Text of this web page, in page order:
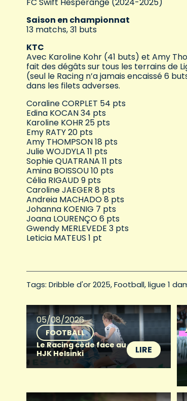
FC Swift Hesperange (2024-2025)
Saison en championnat
13 matchs, 31 buts
KTC
Avec Karoline Kohr (41 buts) et Amy
fait des dégâts sur tous les terrains de
(seul le Racing n’a jamais encaissé 6
dans les filets adverses.
Coraline CORPLET 54 pts
Edina KOCAN 34 pts
Karoline KOHR 25 pts
Emy RATY 20 pts
Amy THOMPSON 18 pts
Julie WOJDYLA 11 pts
Sophie QUATRANA 11 pts
Amina BOISSOU 10 pts
Célia RIGAUD 9 pts
Caroline JAEGER 8 pts
Andreia MACHADO 8 pts
Johanna KOENIG 7 pts
Joana LOURENÇO 6 pts
Gwendy MERLEVEDE 3 pts
Leticia MATEUS 1 pt
Tags: Dribble d'or 2025 Football ligue 1
05/08/2026
FOOTBALL
Le Racing cède face au
HJK Helsinki
LIRE